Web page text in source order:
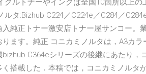
クルトナーやインクは全国10箇所以上
ルタ:Bizhub C224／C224e／C284／
純正トナー激安店トナー屋サンコー。
ます。純正 コニカミノルタは，A3カ
C364eシリーズの後継にあたり，
搭載した．本稿では，コニカミノルタ